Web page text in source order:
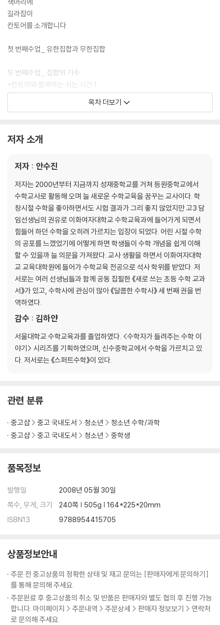
길라잡이
칸토어를 소개합니다
첫 번째수업_ 유한집합과 무한집합
두 번째수업_ 집합의 기수
*칸토어와 함께하는 쉬는 시간 1
우리몸의 큰 수, 작은 수!
네 번째수업_ 유리수의 기수
다섯 번째수업_ 가산집합
*칸토어와 함께하는 쉬는 시간 2
뫼비우스 띠의 매력
여섯 번째수업_ 실수의 기수
일곱 번째수업_ 직선과 평면의 기수
*칸토어와 함께하는 쉬는 시간 3
모순이 뭐야?
여덟 번째수업_ 칸토어의 고민
아홉 번째수업_ 무한과 패러독스
목차 더보기
저자 소개
저자 : 안수진
저자는 2000년부터 지금까지 성재중학교를 거쳐 등원중학교에서
수학교사로 활동해 오며 늘 새로운 수학교육을 꿈꾸는 교사이다. 학
창시절 수학을 좋아하면서도 시험 결과가 그리 좋지 않았지만 고3 담
임선생님의 권유로 이화여자대학교 수학교육과에 들어가게 되면서
힘들어 하던 수학을 오히려 가르치는 입장이 되었다. 어린 시절 수학
의 공포를 느꼈었기에 어떻게 하면 학생들이 수학 개념을 쉽게 이해
할 수 있을까 늘 의문을 가져왔다. 교사 생활을 하면서 이화여자대학
교 교육대학원에 들어가 수학교육 전공으로 석사 학위를 받았다. 저
서로는 여러 선생님들과 함께 공동 집필한 《새로 쓰는 초등 수학 교과
서》가 있고, 수학사에 관심이 많아 《달콤한 수학사》 세 번째 권을 번
역하였다.
감수 : 김하얀
서울대학교 수학교육과를 졸업하였다. <수학자가 들려주는 수학 이
야기> 시리즈를 기획하였으며, 신수중학교에서 수학을 가르치고 있
다. 저서로는 《스퍼트수학》이 있다.
관련 분류
중고샵 중고 국내도서 청소년
청소년 수학/과학
중고샵
중고 국내도서 청소년 중학생
품목정보
발행일
2008년 05월 30일
쪽수, 무게, 크기
240쪽 | 505g | 164*225*20mm
ISBN13
9788954415705
상품정보안내
주문 전 중고상품의 정확한 상태 및 재고 문의는 [판매자에게 문의하기]
를 통해 문의해 주세요.
주문완료 후 중고상품의 취소 및 반품은 판매자와 별도 협의 후 진행 가능
합니다. 마이페이지 > 주문내역 > 주문상세 > 판매자 정보보기 > 연락처
로 문의해 주세요.